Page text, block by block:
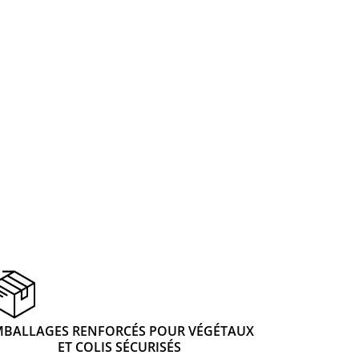
RENFORCÉS POUR VÉGÉTAUX
ET COLIS SÉCURISÉS